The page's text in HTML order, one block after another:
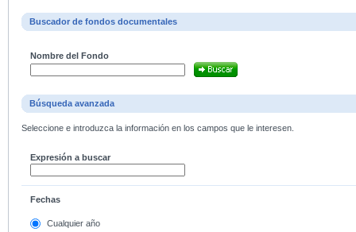
Buscador de fondos documentales
Nombre del Fondo
Búsqueda avanzada
Seleccione e introduzca la información en los campos que le interesen.
Expresión a buscar
Fechas
Cualquier año